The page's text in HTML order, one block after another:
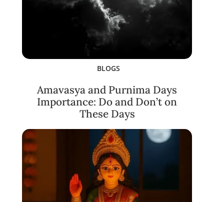
BLOGS
Amavasya and Purnima Days
Importance: Do and Don’t on
These Days